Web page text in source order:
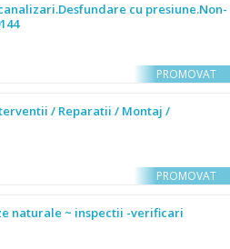
cu presiune.Non-
PROMOVAT
/ Reparatii / Montaj /
PROMOVAT
naturale ~ inspectii -verificari